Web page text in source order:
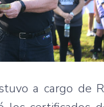
a cargo de